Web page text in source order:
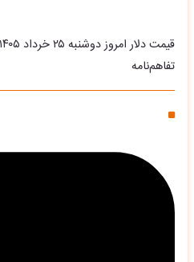
تفاهم‌نامه